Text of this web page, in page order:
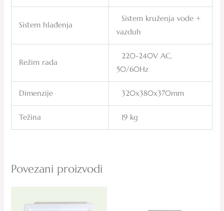
Sistem hlađenja
Sistem kruženja vode +
vazduh
Režim rada
220-240V AC,
50/60Hz
Dimenzije 320x380x370mm
Težina 19 kg
Povezani proizvodi